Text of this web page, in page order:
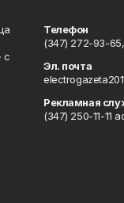
с
Телефон
(347) 272-93-
Эл. почта
Рекламная
(347) 250-11-11